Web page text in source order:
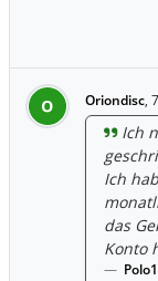
O Oriondisc,
Ich
Ich
das
Konto